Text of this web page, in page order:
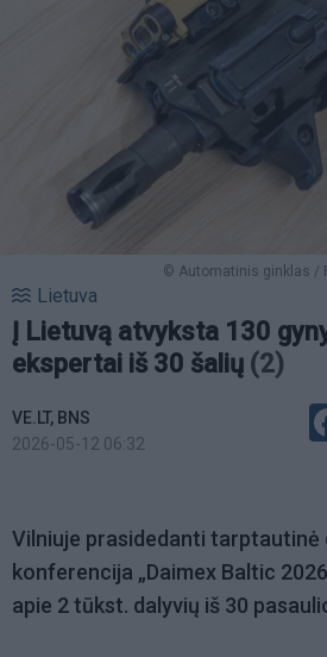
© Automatinis ginklas /
Lietuva
Į Lietuvą atvyksta 130
ekspertai iš 30 šalių (2)
VE.LT, BNS
2026-05-12 06:32
Vilniuje prasidedanti tarptautinė
konferencija „Daimex Baltic
apie 2 tūkst. dalyvių iš 30